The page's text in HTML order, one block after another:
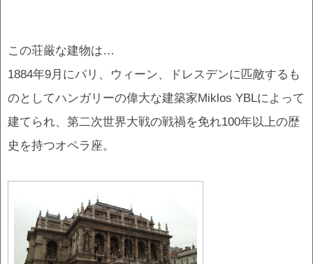
この荘厳な建物は…
1884年9月にパリ、ウィーン、ドレスデンに匹敵するも
のとしてハンガリーの偉大な建築家Miklos YBLによって
建てられ、第二次世界大戦の戦禍を免れ100年以上の歴
史を持つオペラ座。